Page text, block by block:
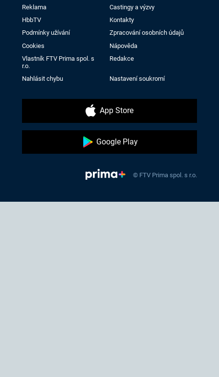
Reklama
Castingy a výzvy
HbbTV
Kontakty
Podmínky užívání
Zpracování osobních údajů
Cookies
Nápověda
Vlastník FTV Prima spol. s
r.o.
Redakce
Nahlásit chybu Nastavení soukromí
App Store
Google Play
© FTV Prima spol. s r.o.